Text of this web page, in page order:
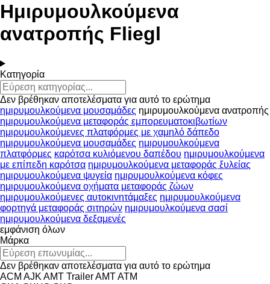
Ημιρυμουλκούμενα
ανατροπής Fliegl
Κατηγορία
Δεν βρέθηκαν αποτελέσματα για αυτό το ερώτημα
ημιρυμουλκούμενα μουσαμάδες ημιρυμουλκούμενα ανατροπής
ημιρυμουλκούμενα μεταφοράς εμπορευματοκιβωτίων
ημιρυμουλκούμενες πλατφόρμες με χαμηλό δάπεδο
ημιρυμουλκούμενα μουσαμάδες ημιρυμουλκούμενα
πλατφόρμες καρότσα κυλιόμενου δαπέδου ημιρυμουλκούμενα
με επίπεδη καρότσα ημιρυμουλκούμενα μεταφοράς ξυλείας
ημιρυμουλκούμενα ψυγεία ημιρυμουλκούμενα κόφες
ημιρυμουλκούμενα οχήματα μεταφοράς ζώων
ημιρυμουλκούμενες αυτοκινητάμαξες ημιρυμουλκούμενα
φορτηγά μεταφοράς σιτηρών ημιρυμουλκούμενα σασί
ημιρυμουλκούμενα δεξαμενές
εμφάνιση όλων
Μάρκα
Δεν βρέθηκαν αποτελέσματα για αυτό το ερώτημα
ACM AJK AMT TrailerAMTATM